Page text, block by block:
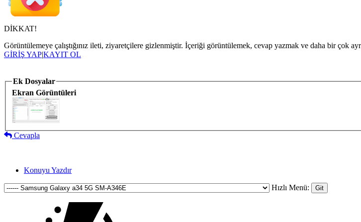
DİKKAT!
Görüntülemeye çalıştığınız ileti, ziyaretçilere gizlenmiştir. İçeriği görüntülemek, cevap yazmak ve daha bir çok
GİRİŞ YAP|KAYIT OL
Ek Dosyalar
Ekran Görüntüleri
Cevapla
Konuyu Yazdır
Hızlı Menü: